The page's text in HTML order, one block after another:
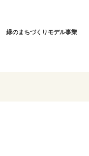
緑のまちづくりモデル事業